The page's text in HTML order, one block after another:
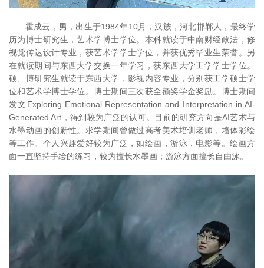
霍成云，男，出生于1984年10月，汉族，河北邯郸人，最终学
历为博士研究生，艺术学博士学位。本科就读于中南财经政法，修
视觉传达设计专业，获艺术学学士学位，并获优秀毕业生荣誉。另
在就读期间与东西大学交换一年学习，获东西大学工学学士学位。
硕、博研究生就读于东西大学，影视内容专业，分别获工学硕士学
位和艺术学博士学位。博士期间三次获全额奖学金奖励。博士期间
发文Exploring Emotional Representation and Interpretation in AI-
Generated Art，得到较为广泛的认可。目前的研究方向是AI艺术与
水墨动画的创新性。求学期间曾做过高考美术培训老师，墙体彩绘
等工作。个人兴趣爱好较为广泛，如绘画，游泳，电影等。绘画方
面一直坚持手绘的练习，较为擅长水墨画；游泳方面擅长自由泳。